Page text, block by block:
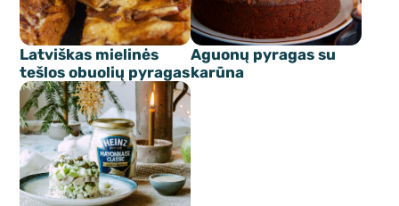
Latviškas mielinės
tešlos obuolių pyragas
Aguonų pyragas su
karūna